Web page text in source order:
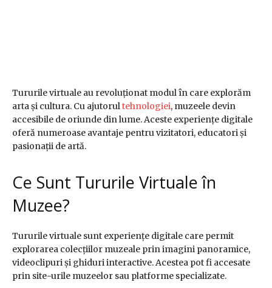
Tururile virtuale au revoluționat modul în care explorăm
arta și cultura. Cu ajutorul tehnologiei, muzeele devin
accesibile de oriunde din lume. Aceste experiențe digitale
oferă numeroase avantaje pentru vizitatori, educatori și
pasionații de artă.
Ce Sunt Tururile Virtuale în
Muzee?
Tururile virtuale sunt experiențe digitale care permit
explorarea colecțiilor muzeale prin imagini panoramice,
videoclipuri și ghiduri interactive. Acestea pot fi accesate
prin site-urile muzeelor sau platforme specializate.